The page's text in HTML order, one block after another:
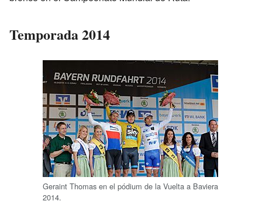
Temporada 2014
Geraint Thomas en el pódium de la Vuelta a Baviera
2014.